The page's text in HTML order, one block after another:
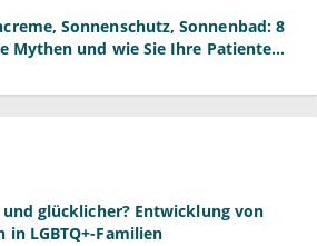
Sonnenschutz, Sonnenbad: 8
Mythen und wie Sie Ihre Patienten
glücklicher? Entwicklung von
in LGBTQ+-Familien